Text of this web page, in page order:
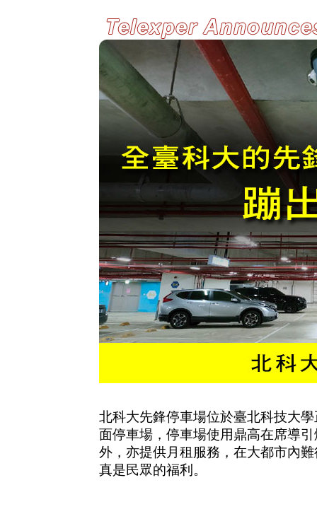
北科大先鋒停車場位於臺北科技大
面停車場，停車場使用鼎高在席導
外，亦提供月租服務，在大都市內
真是民眾的福利。